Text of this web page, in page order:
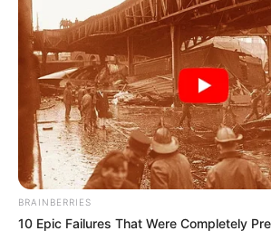
BRAINBERRIES
10 Epic Failures That Were Completely